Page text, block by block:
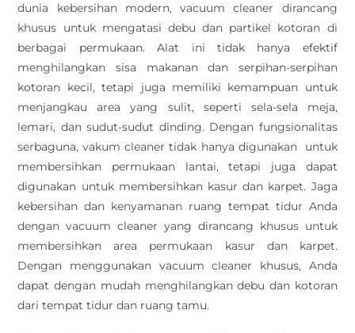
dunia kebersihan modern, vacuum cleaner dirancang
khusus untuk mengatasi debu dan partikel kotoran di
berbagai permukaan. Alat ini tidak hanya efektif
menghilangkan sisa makanan dan serpihan-serpihan
kotoran kecil, tetapi juga memiliki kemampuan untuk
menjangkau area yang sulit, seperti sela-sela meja,
lemari, dan sudut-sudut dinding. Dengan fungsionalitas
serbaguna, vakum cleaner tidak hanya digunakan untuk
membersihkan permukaan lantai, tetapi juga dapat
digunakan untuk membersihkan kasur dan karpet. Jaga
kebersihan dan kenyamanan ruang tempat tidur Anda
dengan vacuum cleaner yang dirancang khusus untuk
membersihkan area permukaan kasur dan karpet.
Dengan menggunakan vacuum cleaner khusus, Anda
dapat dengan mudah menghilangkan debu dan kotoran
dari tempat tidur dan ruang tamu.